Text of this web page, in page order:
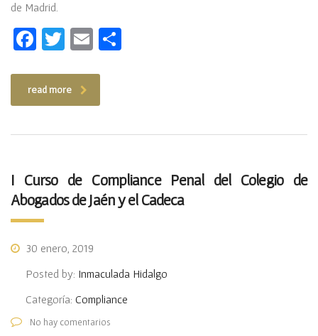
de Madrid.
Facebook
TwitterEmail
read more
I Curso de Compliance Penal del Colegio de
Abogados de Jaén y el Cadeca
30 enero, 2019
Posted by: Inmaculada Hidalgo
Categoría: Compliance
No hay comentarios